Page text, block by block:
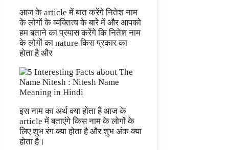
आज के article में बात करेंगे नितेश नाम
के लोगों के व्यक्तित्व के बारे में और आपको
हम बताने का प्रयास करेंगे कि नितेश नाम
के लोगों का nature किस प्रकार का
होता है और
इस नाम का अर्थ क्या होता है आज के
article में बताएंगे किस नाम के लोगों के
लिए शुभ रंग क्या होता है और शुभ अंक क्या
होता है।